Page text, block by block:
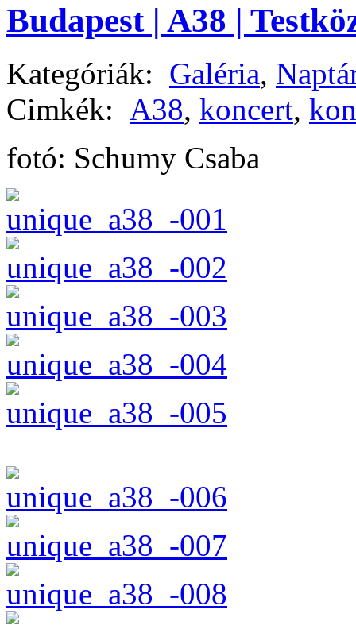
Budapest | A38 |
Kategóriák: Galéria,
Cimkék: A38, koncert,
fotó: Schumy Csaba